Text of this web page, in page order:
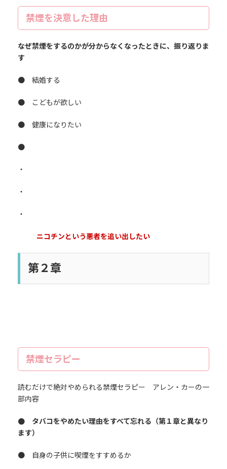
禁煙を決意した理由
なぜ禁煙をするのかが分からなくなったときに、振り返りま
す
● 結婚する
● こどもが欲しい
● 健康になりたい
●
・
・
・
ニコチンという悪者を追い出したい
第２章
禁煙セラピー
読むだけで絶対やめられる禁煙セラピー アレン・カーの一
部内容
● タバコをやめたい理由をすべて忘れる（第１章と異なり
ます）
● 自身の子供に喫煙をすすめるか